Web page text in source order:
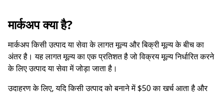
मार्कअप क्या है?
मार्कअप किसी उत्पाद या सेवा के लागत मूल्य और बिक्री मूल्य के बीच का
अंतर है। यह लागत मूल्य का एक प्रतिशत है जो विक्रय मूल्य निर्धारित करने
के लिए उत्पाद या सेवा में जोड़ा जाता है।
उदाहरण के लिए, यदि किसी उत्पाद को बनाने में $50 का खर्च आता है और